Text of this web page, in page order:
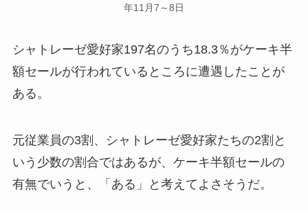
年11月7～8日
シャトレーゼ愛好家197名のうち18.3％がケーキ半
額セールが行われているところに遭遇したことが
ある。
元従業員の3割、シャトレーゼ愛好家たちの2割と
いう少数の割合ではあるが、ケーキ半額セールの
有無でいうと、「ある」と考えてよさそうだ。